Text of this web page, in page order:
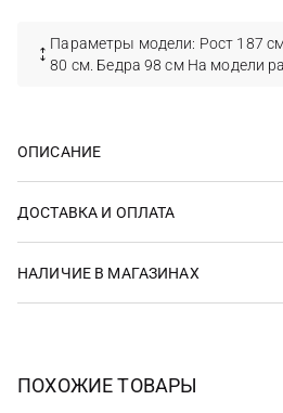
Параметры модели: Рост 187
80 см. Бедра 98 см На модели
ОПИСАНИЕ
ДОСТАВКА И ОПЛАТА
НАЛИЧИЕ В МАГАЗИНАХ
ПОХОЖИЕ ТОВАРЫ